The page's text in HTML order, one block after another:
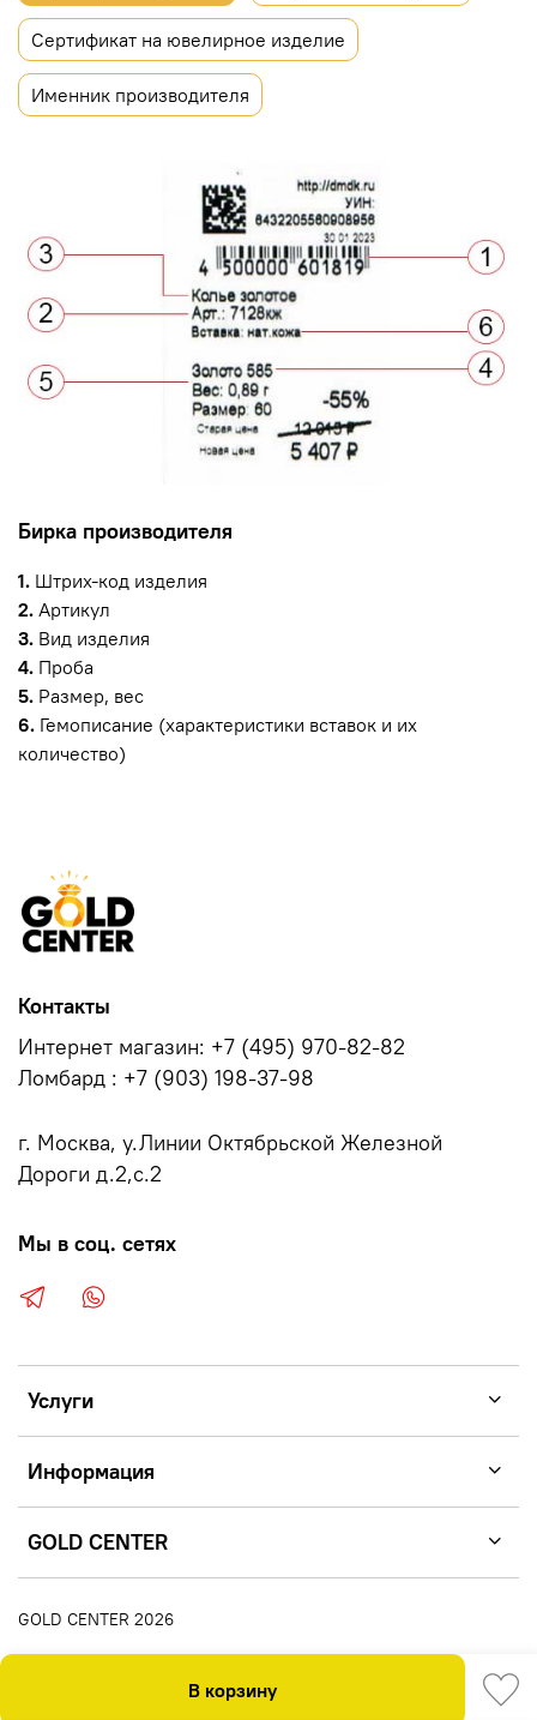
В корзину
Сертификат на ювелирное изделие
Именник производителя
Бирка производителя
1. Штрих-код изделия
2. Артикул
3. Вид изделия
4. Проба
5. Размер, вес
6. Гемописание (характеристики вставок и их
количество)
Услуги
Информация
GOLD CENTER
Контакты
Интернет магазин: +7 (495) 970-82-82
Ломбард : +7 (903) 198-37-98
г. Москва, у.Линии Октябрьской Железной
Дороги д.2,с.2
Мы в соц. сетях
GOLD CENTER 2026